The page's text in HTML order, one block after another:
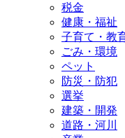
税金
健康・福祉
子育て・教
ごみ・環境
ペット
防災・防犯
選挙
建築・開発
道路・河川